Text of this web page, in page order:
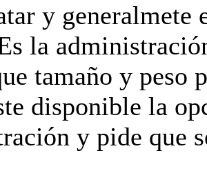
y generalmete
la
tamaño y peso
disponible la
y pide que